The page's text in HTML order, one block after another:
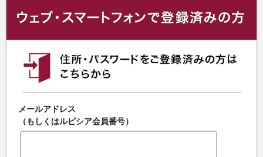
メールアドレス
（もしくはルピシア会員番号）